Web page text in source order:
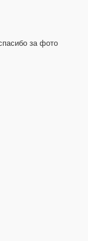
за фото